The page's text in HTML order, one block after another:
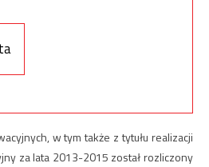
w tym także z tytułu realizacji
za lata 2013-2015 został rozliczony